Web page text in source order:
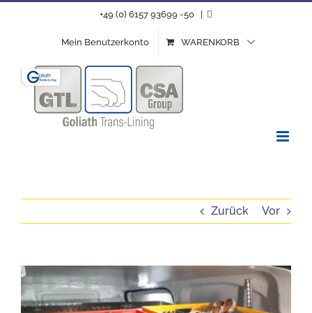
+49 (0) 6157 93699 -50
Mein Benutzerkonto WARENKORB
Zurück Vor
Zeige
grösseres